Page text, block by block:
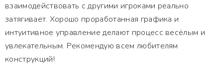
взаимодействовать с другими игроками реально
затягивает. Хорошо проработанная графика и
интуитивное управление делают процесс весёлым и
увлекательным. Рекомендую всем любителям
конструкций!